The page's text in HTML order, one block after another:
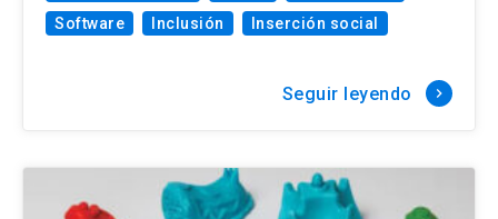
Software
Inclusión Inserción social
Seguir leyendo keyboard_arrow_right